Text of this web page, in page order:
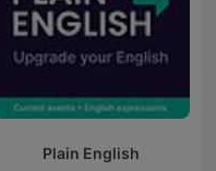
Plain English